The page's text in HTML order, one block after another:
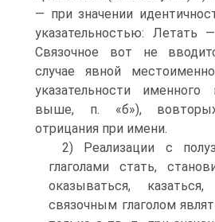
— при значении
указательностью: Летать
Связочное вот не
случае явной
указательности
выше, п. «б»),
отрицания при имени.
2) Реализации с
глаголами стать,
оказываться,
связочным глаголом